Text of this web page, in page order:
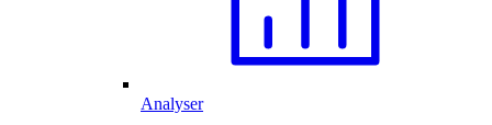
Analyser